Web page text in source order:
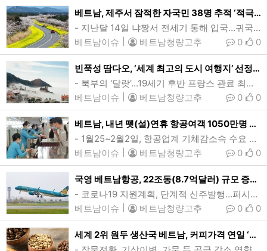
베트남, 제주서 잠적한 자국민 38명 추적 ‘적극 협조’
- 지난달 14일 냐짱서 전세기 통해 입국…귀국전 ‘연락두절’- ‘제주특별법’ 무사증제도 최장 30일간 체류가능…오는 14일 이후 불체자 신분베트남이 제주에서 잠적한 자국민 30여명 추적을 위해 한국 당국과 적극 협력키로 했다. 지난달 14일 전세기를 통해 제주로 입국한 베트남 관광객 약 90명중 38명은 11월17일 귀국행 비행기를 타지 않고 잠적한 상태이다. 이들은 오는 14일부터 불법체류자 신분이 된다. (사진=제주관광공사)[인사이드비나=하노이, 이승윤 기자] 베트남이 제주에서 잠적한 자국민 30여명 추적을 위해 한국…
베트남이슈
베트남청량고추 0
0
빈푹성 땀다오, ‘세계 최고의 도시 여행지’ 선정…WTA 2024
- 북부의 '달랏'...19세기 후반 프랑스 관료 최애 여름휴양지- 푸꾸옥 ‘세계 최고 자연섬’ 하남성 ‘특별성취상’ 등 베트남 관광지 선전하노이 북동쪽 90km 거리에 위치한 땀다오는 사시사철 안개가 자욱한 이상적인 여름 휴양지로, 자연경관과 특유의 운치로 인해 북부의 달랏으로 묘사되곤 한다. 또한 땀다오는 달랏과 마찬가지로 19세기 후반 프랑스 식민시기 관료들이 즐겨찾던 곳으로도 유명하다. (사진=traveloka)[인사이드비나=하노이, 떤 풍(Tan phung) 기자] 베트남 북부 빈푹성(Vinh Phuc)의…
베트남이슈
베트남청량고추 0
0
베트남, 내년 뗏(설)연휴 항공여객 1050만명 전망…전년대비 5%↑
- 1월25~2월2일, 항공업계 기체감소속 수요 충족 ‘분투’…떤선녓공항 400만명 몰릴듯하노이 노이바이국제공항 체크인 카운터. 베트남의 이번 뗏(설)연휴 기간 항공 여객이 1050만여명으로 지난해보다 5% 늘어날 것으로 예상된다. 특히 호치민시 떤선녓국제공항의 경우 400만여명의 이용객이 몰릴 것으로 관측됨에 따라 극심한 혼잡이 예상된다. (사진=VnExpress/Ngoc Thanh)[인사이드비나=호치민, 투 탄(Thu thanh) 기자] 베트남의 이번 뗏(Tet 설)연휴 기간 항공 여객이 1050만여명…
베트남이슈
베트남청량고추 0
0
국영 베트남항공, 22조동(8.7억달러) 규모 증자 나선다…국회 승인
- 코로나19 지원계획, 단계적 신주발행…퍼시픽항공 연체금 탕감- 7~9월 연결세후익 8620억동(3400만달러) 3개분기 ‘흑자행진’…누적손실 35.2조동(13.9억달러)베트남 국회가 국영 베트남항공의 22조동(약 8.7억달러) 규모 증자안을 승인했다. 이에 따라 베트남항공은 1단계 9조동(3.5억달러), 2단계 13조동(5.1억달러) 등 신주 발행을 통한 단계적 자본금 증액에 나설 계획이다. (사진=베트남항공)[인사이드비나=하노이, 떤 풍(Tan phung) 기자] 국영 베트남항공(Vietnam Airlines 증권코드…
베트남이슈
베트남청량고추 0
0
세계 2위 원두 생산국 베트남, 커피가격 연일 ‘역대 최고치’…kg당 13.2만동(5.2달러)